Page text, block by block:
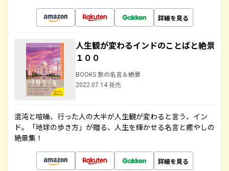
詳細を見る
人生観が変わるインドのことばと絶景
１００
BOOKS 旅の名言＆絶景
2022.07.14 発売
混沌と喧噪、行った人の大半が人生観が変わると言う、イン
ド。「地球の歩き方」が贈る、人生を輝かせる名言と癒やしの
絶景集！
詳細を見る